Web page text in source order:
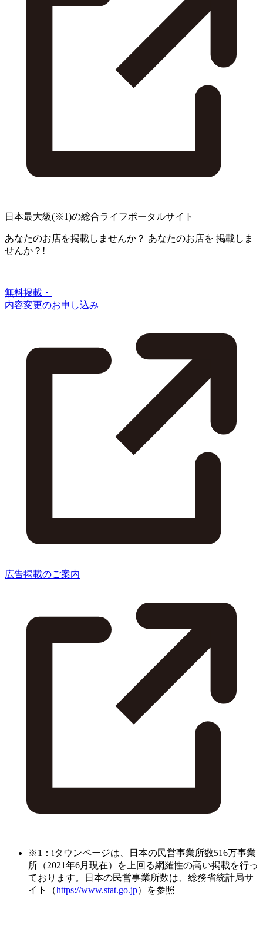
日本最大級(※1)の総合ライフポータルサイト
あなたのお店を掲載しませんか？ あなたのお店を 掲載しま
せんか？!
無料掲載・
内容変更のお申し込み
広告掲載のご案内
※1：iタウンページは、日本の民営事業所数516万事業
所（2021年6月現在）を上回る網羅性の高い掲載を行っ
ております。日本の民営事業所数は、総務省統計局サ
イト（https://www.stat.go.jp）を参照